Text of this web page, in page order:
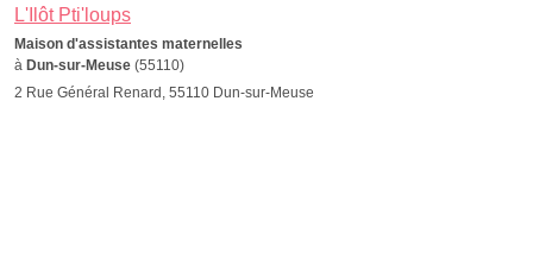
L'Ilôt Pti'loups
Maison d'assistantes maternelles
à Dun-sur-Meuse (55110)
2 Rue Général Renard, 55110 Dun-sur-Meuse